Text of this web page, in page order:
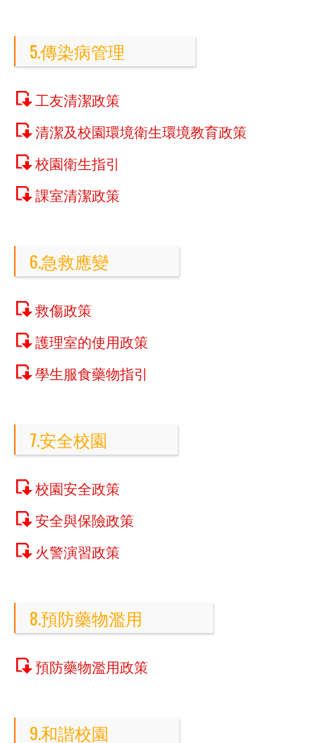
5.傳染病管理
工友清潔政策
清潔及校園環境衛生環境教育政策
校園衛生指引
課室清潔政策
6.急救應變
救傷政策
護理室的使用政策
學生服食藥物指引
7.安全校園
校園安全政策
安全與保險政策
火警演習政策
8.預防藥物濫用
預防藥物濫用政策
9.和諧校園